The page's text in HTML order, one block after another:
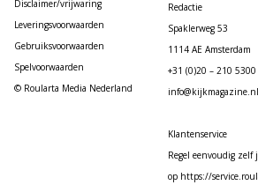
Disclaimer/vrijwaring
Leveringsvoorwaarden
Gebruiksvoorwaarden
Spelvoorwaarden
© Roularta Media Nederland
Redactie
Spaklerweg 53
1114 AE Amsterdam
+31 (0)20 – 210 5300
info@kijkmagazine.nl
Klantenservice
Regel eenvoudig zelf
op https://